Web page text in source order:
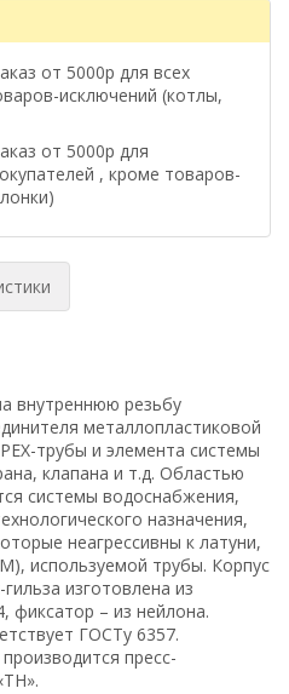
от 5000р для всех
исключений (котлы,
от 5000р для
, кроме товаров-
внутреннюю резьбу
металлопластиковой
трубы и элемента системы
клапана и т.д. Областью
системы водоснабжения,
назначения,
неагрессивны к латуни,
используемой трубы. Корпус
изготовлена из
фиксатор – из нейлона.
ГОСТу 6357.
пресс-